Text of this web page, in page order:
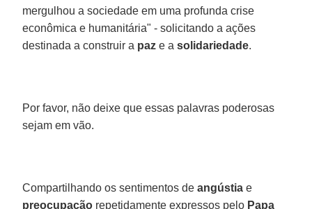
mergulhou a sociedade em uma profunda crise
econômica e humanitária" - solicitando a ações
destinada a construir a paz e asolidariedade.
Por favor, não deixe que essas palavras poderosas
sejam em vão.
Compartilhando os sentimentos deangústia e
preocupação repetidamente expressos pelo Papa